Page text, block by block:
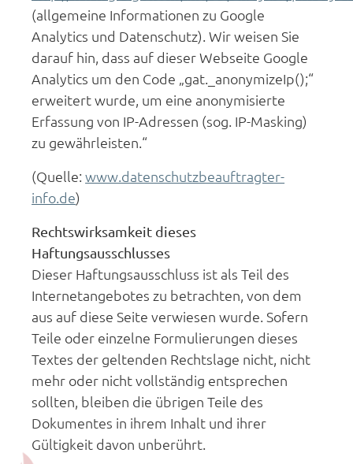
(allgemeine Informationen zu Google
Analytics und Datenschutz). Wir weisen Sie
darauf hin, dass auf dieser Webseite Google
Analytics um den Code „gat._anonymizeIp();“
erweitert wurde, um eine anonymisierte
Erfassung von IP-Adressen (sog. IP-Masking)
zu gewährleisten.“
(Quelle:www.datenschutzbeauftragter-
info.de)
Rechtswirksamkeit dieses
Haftungsausschlusses
Dieser Haftungsausschluss ist als Teil des
Internetangebotes zu betrachten, von dem
aus auf diese Seite verwiesen wurde. Sofern
Teile oder einzelne Formulierungen dieses
Textes der geltenden Rechtslage nicht, nicht
mehr oder nicht vollständig entsprechen
sollten, bleiben die übrigen Teile des
Dokumentes in ihrem Inhalt und ihrer
Gültigkeit davon unberührt.